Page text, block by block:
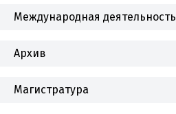
Международная деятельность
Архив
Магистратура